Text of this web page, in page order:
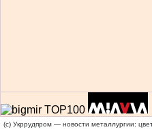
(c) Укррудпром — новости металлургии: